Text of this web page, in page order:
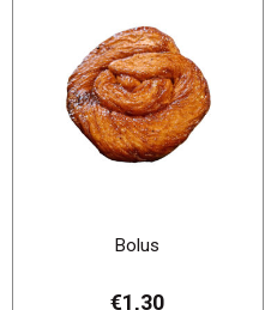
Bolus
€1,30